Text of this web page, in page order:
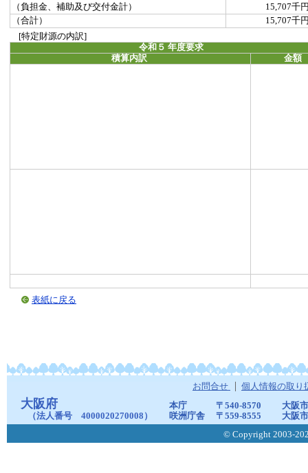
（負担金、補助及び交付金計）
15,707千
（合計）
15,707千
[特定財源の内訳]
令和５ 年度要求
積算内訳
金額
表紙に戻る
お問合せ 個人情報の取り
大阪府
（法人番号 4000020270008）
本庁 〒540-8570
大阪
咲洲庁舎
〒559-8555
大阪
© Copyright 2003-